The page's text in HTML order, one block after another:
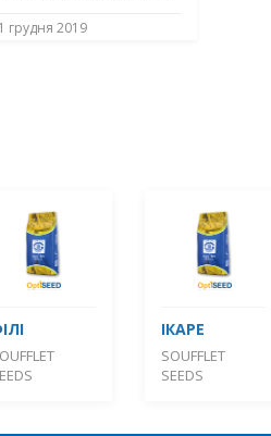
грудня 2019
ІКАРЕ
SOUFFLET
SEEDS